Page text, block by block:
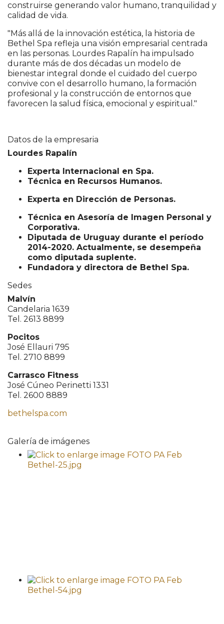
construirse generando valor humano, tranquilidad y
calidad de vida.
"Más allá de la innovación estética, la historia de
Bethel Spa refleja una visión empresarial centrada
en las personas. Lourdes Rapalín ha impulsado
durante más de dos décadas un modelo de
bienestar integral donde el cuidado del cuerpo
convive con el desarrollo humano, la formación
profesional y la construcción de entornos que
favorecen la salud física, emocional y espiritual."
Datos de la empresaria
Lourdes Rapalín
Experta Internacional en Spa.
Técnica en Recursos Humanos.
Experta en Dirección de Personas.
Técnica en Asesoría de Imagen Personal y
Corporativa.
Diputada de Uruguay durante el período
2014-2020. Actualmente, se desempeña
como diputada suplente.
Fundadora y directora de Bethel Spa.
Sedes
Malvín
Candelaria 1639
Tel. 2613 8899
Pocitos
José Ellauri 795
Tel. 2710 8899
Carrasco Fitness
José Cúneo Perinetti 1331
Tel. 2600 8889
bethelspa.com
Galería de imágenes